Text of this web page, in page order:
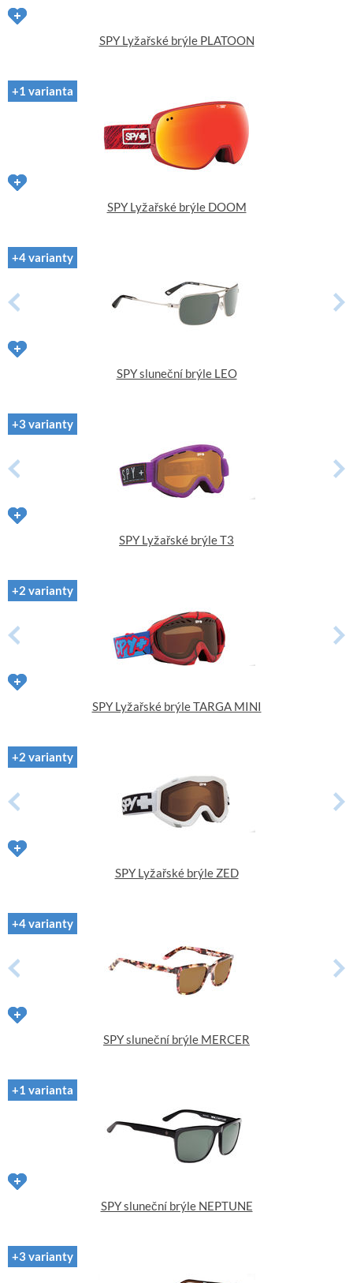
SPY Lyžařské brýle PLATOON
+1 varianta
SPY Lyžařské brýle DOOM
+4 varianty
SPY sluneční brýle LEO
+3 varianty
SPY Lyžařské brýle T3
+2 varianty
SPY Lyžařské brýle TARGA MINI
+2 varianty
SPY Lyžařské brýle ZED
+4 varianty
SPY sluneční brýle MERCER
+1 varianta
SPY sluneční brýle NEPTUNE
+3 varianty